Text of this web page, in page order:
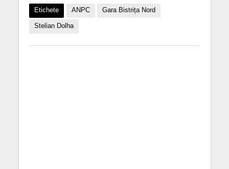
Etichete ANPC Gara Bistrița Nord
Stelian Dolha